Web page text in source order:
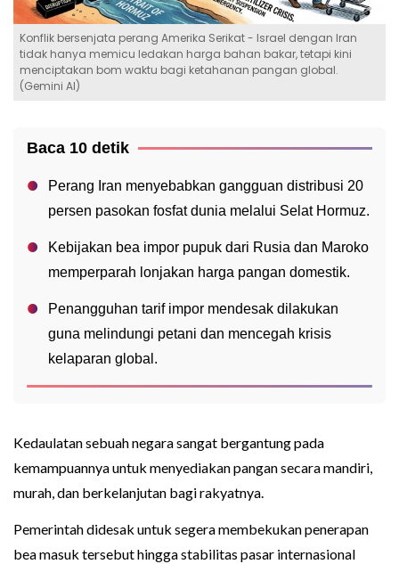
Konflik bersenjata perang Amerika Serikat - Israel dengan Iran
tidak hanya memicu ledakan harga bahan bakar, tetapi kini
menciptakan bom waktu bagi ketahanan pangan global.
(Gemini AI)
Baca 10 detik
Perang Iran menyebabkan gangguan distribusi 20
persen pasokan fosfat dunia melalui Selat Hormuz.
Kebijakan bea impor pupuk dari Rusia dan Maroko
memperparah lonjakan harga pangan domestik.
Penangguhan tarif impor mendesak dilakukan
guna melindungi petani dan mencegah krisis
kelaparan global.
Kedaulatan sebuah negara sangat bergantung pada
kemampuannya untuk menyediakan pangan secara mandiri,
murah, dan berkelanjutan bagi rakyatnya.
Pemerintah didesak untuk segera membekukan penerapan
bea masuk tersebut hingga stabilitas pasar internasional